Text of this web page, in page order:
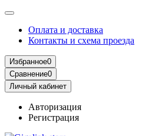
Оплата и доставка
Контакты и схема проезда
Избранное0
Сравнение0
Личный кабинет
Авторизация
Регистрация